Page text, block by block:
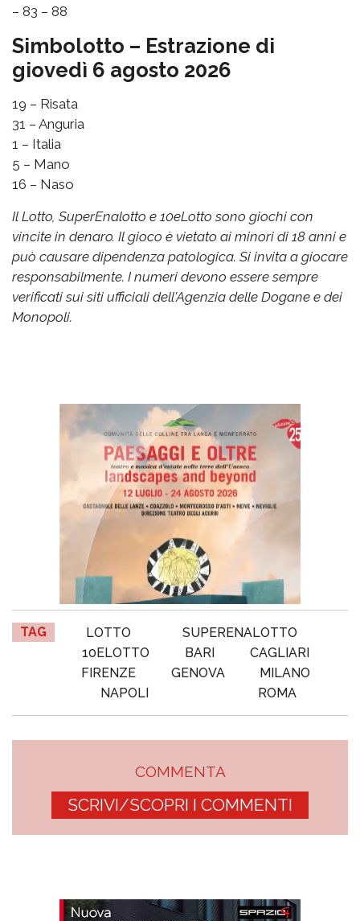
– 83 – 88
Simbolotto – Estrazione di
giovedì 6 agosto 2026
19 – Risata
31 – Anguria
1 – Italia
5 – Mano
16 – Naso
Il Lotto, SuperEnalotto e 10eLotto sono giochi con
vincite in denaro. Il gioco è vietato ai minori di 18 anni e
può causare dipendenza patologica. Si invita a giocare
responsabilmente. I numeri devono essere sempre
verificati sui siti ufficiali dell'Agenzia delle Dogane e dei
Monopoli.
TAG LOTTO
SUPERENALOTTO
10ELOTTO
BARI
CAGLIARI
FIRENZE
GENOVA
MILANO
NAPOLI
ROMA
COMMENTA
SCRIVI/SCOPRI I COMMENTI